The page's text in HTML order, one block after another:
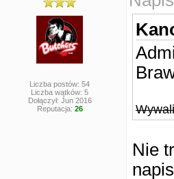
Liczba postów: 54
Liczba wątków: 5
Dołączył: Jun 2016
Reputacja: 26
Nie